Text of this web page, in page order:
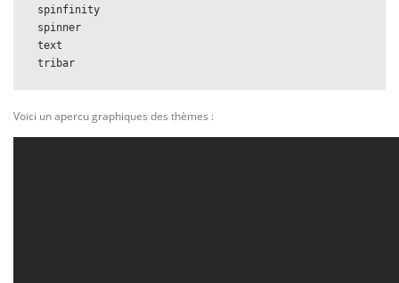
spinfinity
spinner
text
tribar
Voici un apercu graphiques des thèmes :